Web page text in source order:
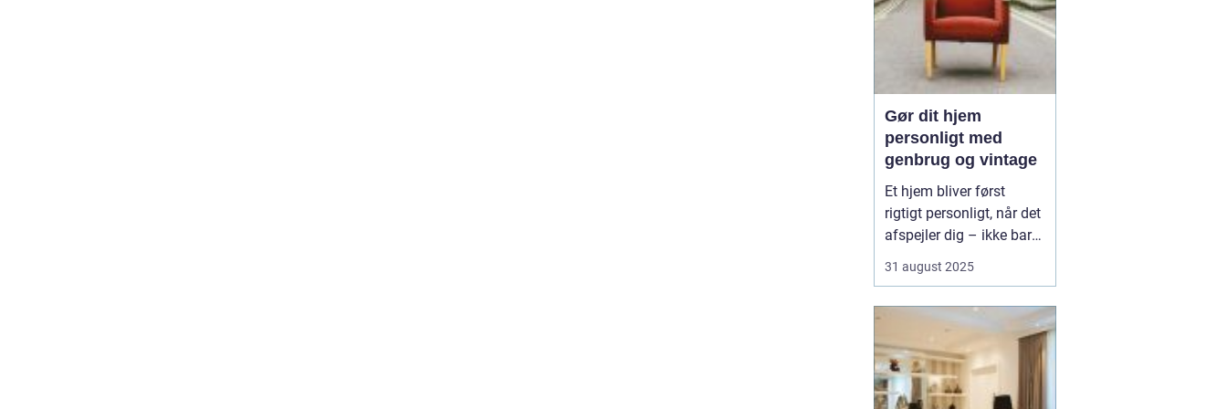
Gør dit hjem
personligt med
genbrug og vintage
Et hjem bliver først
rigtigt personligt, når det
afspejler dig – ikke bare
boligmagasinerne. Med
du skabe et unikt udtryk,
der både fortæller
historier og giver rummet
karakte...
31 august 2025